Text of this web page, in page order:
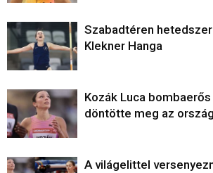
Szabadtéren
Klekner Hanga
Kozák Luca
döntötte meg az
A világelittel